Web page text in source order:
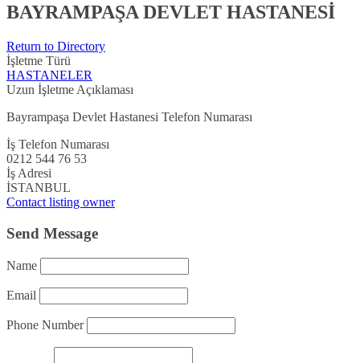
BAYRAMPAŞA DEVLET HASTANESİ
Return to Directory
İşletme Türü
HASTANELER
Uzun İşletme Açıklaması
Bayrampaşa Devlet Hastanesi Telefon Numarası
İş Telefon Numarası
0212 544 76 53
İş Adresi
İSTANBUL
Contact listing owner
Send Message
Name
Email
Phone Number